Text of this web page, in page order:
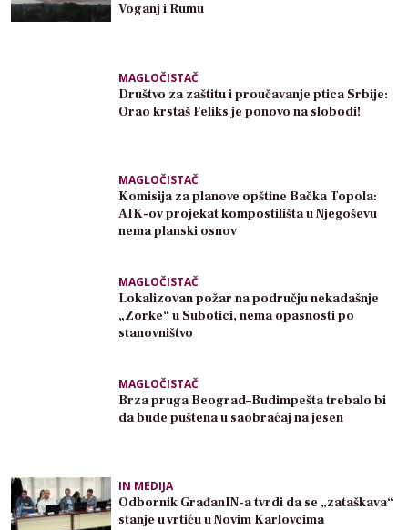
Voganj i Rumu
MAGLOČISTAČ
Društvo za zaštitu i proučavanje ptica Srbije:
Orao krstaš Feliks je ponovo na slobodi!
MAGLOČISTAČ
Komisija za planove opštine Bačka Topola:
AIK-ov projekat kompostilišta u Njegoševu
nema planski osnov
MAGLOČISTAČ
Lokalizovan požar na području nekadašnje
„Zorke“ u Subotici, nema opasnosti po
stanovništvo
MAGLOČISTAČ
Brza pruga Beograd–Budimpešta trebalo bi
da bude puštena u saobraćaj na jesen
IN MEDIJA
Odbornik GrađanIN-a tvrdi da se „zataškava“
stanje u vrtiću u Novim Karlovcima